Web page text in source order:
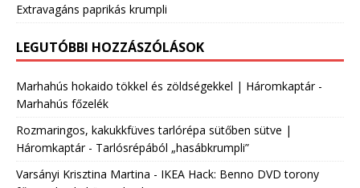
Extravagáns paprikás krumpli
LEGUTÓBBI HOZZÁSZÓLÁSOK
Marhahús hokaido tökkel és zöldségekkel | Háromkaptár-
Marhahús főzelék
Rozmaringos, kakukkfüves tarlórépa sütőben sütve |
Háromkaptár- Tarlósrépából „hasábkrumpli”
Varsányi Krisztina Martina - IKEA Hack: Benno DVD torony